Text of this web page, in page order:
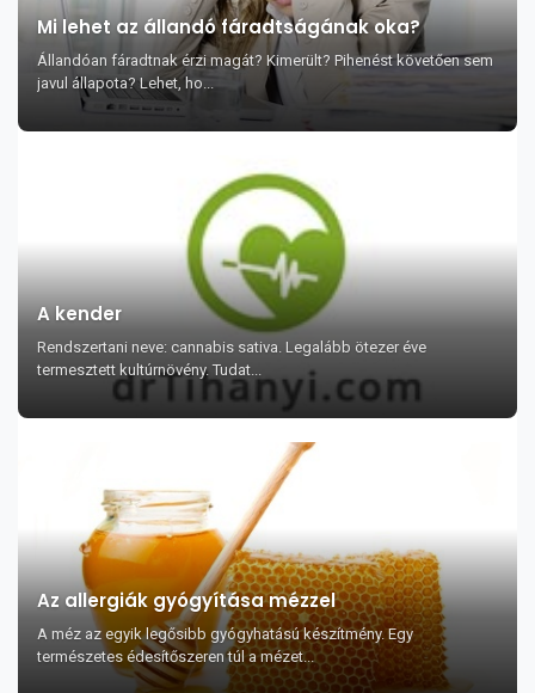
Mi lehet az állandó fáradtságának oka?
Állandóan fáradtnak érzi magát? Kimerült? Pihenést követően sem
javul állapota? Lehet, ho...
A kender
Rendszertani neve: cannabis sativa. Legalább ötezer éve
termesztett kultúrnövény. Tudat...
Az allergiák gyógyítása mézzel
A méz az egyik legősibb gyógyhatású készítmény. Egy
természetes édesítőszeren túl a mézet...